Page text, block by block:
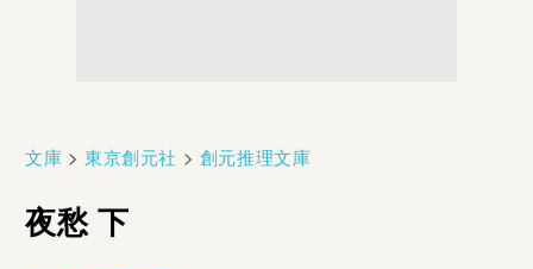
文庫 >東京創元社 > 創元推理文庫
夜愁 下